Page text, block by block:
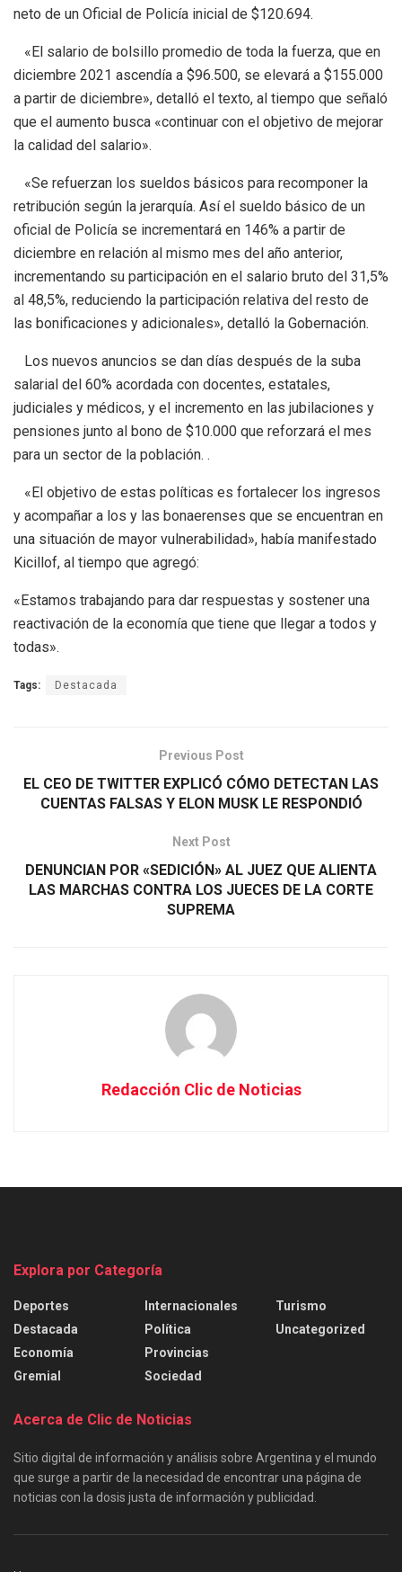
neto de un Oficial de Policía inicial de $120.694.
«El salario de bolsillo promedio de toda la fuerza, que en
diciembre 2021 ascendía a $96.500, se elevará a $155.000
a partir de diciembre», detalló el texto, al tiempo que señaló
que el aumento busca «continuar con el objetivo de mejorar
la calidad del salario».
«Se refuerzan los sueldos básicos para recomponer la
retribución según la jerarquía. Así el sueldo básico de un
oficial de Policía se incrementará en 146% a partir de
diciembre en relación al mismo mes del año anterior,
incrementando su participación en el salario bruto del 31,5%
al 48,5%, reduciendo la participación relativa del resto de
las bonificaciones y adicionales», detalló la Gobernación.
Los nuevos anuncios se dan días después de la suba
salarial del 60% acordada con docentes, estatales,
judiciales y médicos, y el incremento en las jubilaciones y
pensiones junto al bono de $10.000 que reforzará el mes
para un sector de la población. .
«El objetivo de estas políticas es fortalecer los ingresos
y acompañar a los y las bonaerenses que se encuentran en
una situación de mayor vulnerabilidad», había manifestado
Kicillof, al tiempo que agregó:
«Estamos trabajando para dar respuestas y sostener una
reactivación de la economía que tiene que llegar a todos y
todas».
Tags: Destacada
Previous Post
EL CEO DE TWITTER EXPLICÓ CÓMO DETECTAN LAS
CUENTAS FALSAS Y ELON MUSK LE RESPONDIÓ
Next Post
DENUNCIAN POR «SEDICIÓN» AL JUEZ QUE ALIENTA
LAS MARCHAS CONTRA LOS JUECES DE LA CORTE
SUPREMA
Redacción Clic de Noticias
Explora por Categoría
Deportes
Destacada
Economía
Gremial
Internacionales
Política
Provincias
Sociedad
Turismo
Uncategorized
Acerca de Clic de Noticias
Sitio digital de información y análisis sobre Argentina y el mundo
que surge a partir de la necesidad de encontrar una página de
noticias con la dosis justa de información y publicidad.